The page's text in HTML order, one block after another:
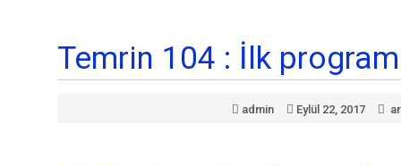
Temrin 104 : İlk
admin Eylül 22, 2017